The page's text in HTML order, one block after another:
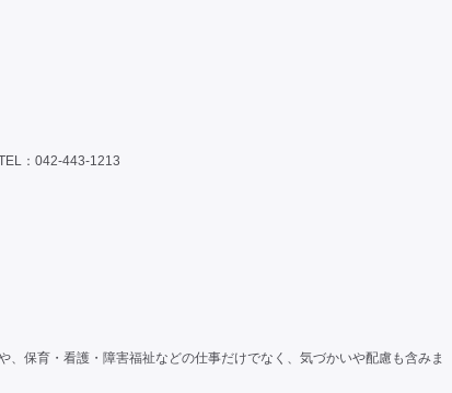
：042-443-1213
、保育・看護・障害福祉などの仕事だけでなく、気づかいや配慮も含みま